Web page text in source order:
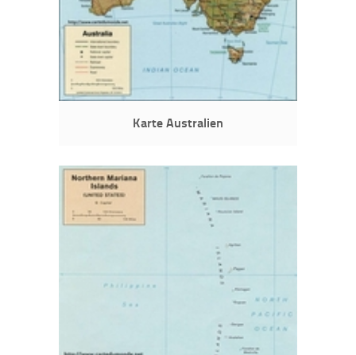
Karte Australien